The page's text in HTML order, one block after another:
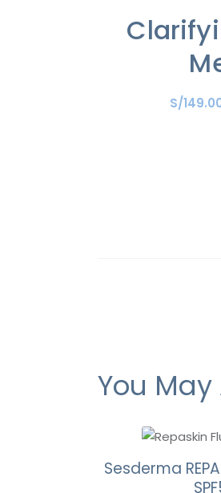
S/149.
You May
Sesderma